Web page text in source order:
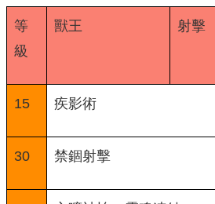
等
級
獸王 射擊
15 疾影術
30 禁錮射擊